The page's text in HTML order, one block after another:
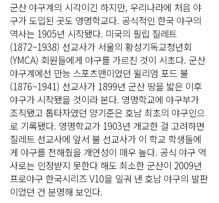
군산 야구계의 시각이긴 하지만, 우리나라에 처음 야
구가 도입된 곳도 영명학교다. 공식적인 한국 야구의
역사는 1905년 시작됐다. 미국의 필립 질레트
(1872~1938) 선교사가 서울의 황성기독교청년회
(YMCA) 회원들에게 야구를 가르친 것이 시초다. 군산
야구계에선 만능 스포츠맨이었던 윌리엄 포드 불
(1876~1941) 선교사가 1899년 군산 땅을 밟은 이후
야구가 시작됐을 것이라 본다. 영명학교에 야구부가
조직됐고 톱타자였던 양기준은 호남 최초의 야구인으
로 기록됐다. 영명학교가 1903년 개교한 걸 고려하면
질레트 선교사에 앞서 불 선교사가 이 학교 학생들에
게 야구를 전해줬을 개연성이 매우 높다. 공식 야구 역
사로는 인정받지 못한다 해도 최소한 군산이 2009년
프로야구 한국시리즈 V10을 일궈 낸 호남 야구의 발판
이었던 건 분명해 보인다.